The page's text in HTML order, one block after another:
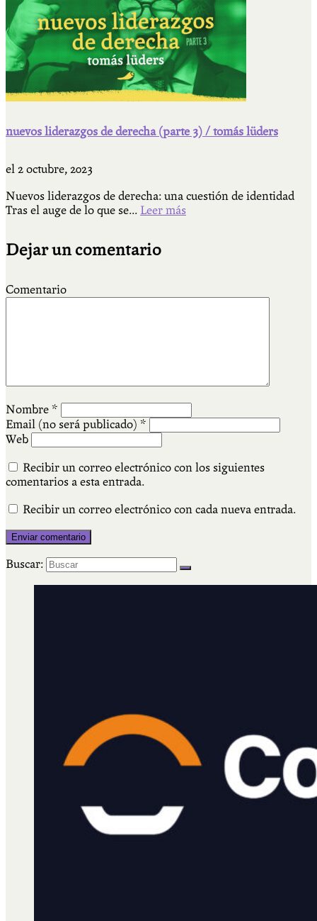
nuevos liderazgos de derecha (parte 3) / tomás lüders
el 2 octubre, 2023
Nuevos liderazgos de derecha: una cuestión de identidad
Tras el auge de lo que se... Leer más
Dejar un comentario
Comentario
Nombre *
Email (no será publicado) *
Web
Recibir un correo electrónico con los siguientes
comentarios a esta entrada.
Recibir un correo electrónico con cada nueva entrada.
Buscar: